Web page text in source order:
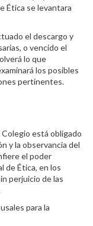
Ética se levantara
el descargo y
o vencido el
lo que
los posibles
pertinentes.
Colegio está obligado
y la observancia del
el poder
de Ética, en los
perjuicio de las
para la